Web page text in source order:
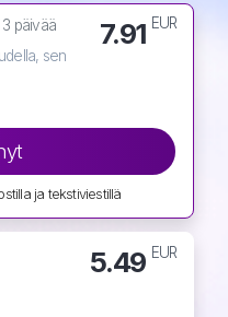
3 päivää
sen
7.91 EUR
ja tekstiviestillä
5.49 EUR